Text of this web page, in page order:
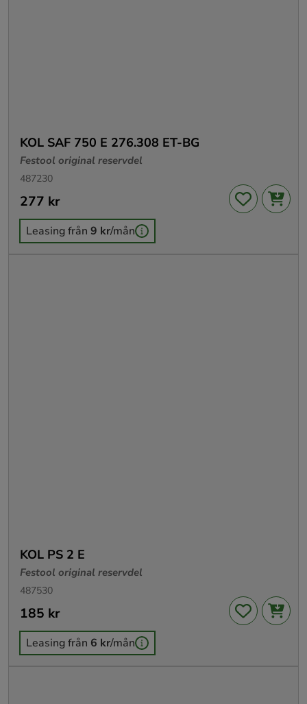
KOL SAF 750 E 276.308 ET-BG
Festool original reservdel
487230
Pris: 277 kr
277 kr
Leasing från 9 kr/mån
KOL PS 2 E
Festool original reservdel
487530
Pris: 185 kr
185 kr
Leasing från 6 kr/mån